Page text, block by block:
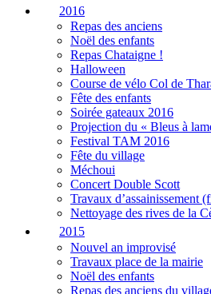
2016
Repas des anciens
Noël des enfants
Repas Chataigne !
Halloween
Course de vélo Col de
Fête des enfants
Soirée gateaux 2016
Projection du « Bleus à
Festival TAM 2016
Fête du village
Méchoui
Concert Double Scott
Travaux d’assainissement
Nettoyage des rives de la
2015
Nouvel an improvisé
Travaux place de la mairie
Noël des enfants
Repas des anciens du